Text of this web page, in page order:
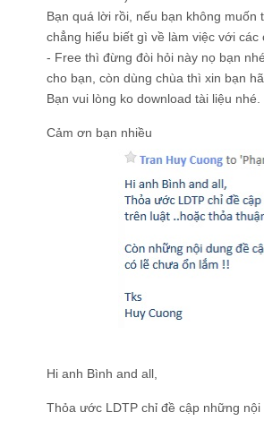
Bạn quá lời rồi, nếu bạn không
chẳng hiểu biết gì về làm việc với
- Free thì đừng đòi hỏi này nọ bạn
cho bạn, còn dùng chùa thì xin bạn
Bạn vui lòng ko download tài liệu nhé.
Cảm ơn bạn nhiều
Hi anh Bình and all,
Thỏa ước LDTP chỉ đề cập những